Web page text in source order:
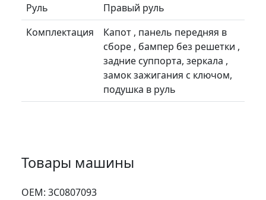
Руль
Правый руль
Комплектация
Капот , панель передняя в
сборе , бампер без решетки ,
задние суппорта, зеркала ,
замок зажигания с ключом,
подушка в руль
Товары машины
ОЕМ: 3C0807093